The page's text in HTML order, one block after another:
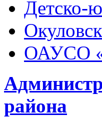
Детско-
ОАУСО
района